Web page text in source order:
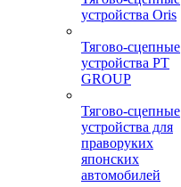
устройства Oris
Тягово-сцепные
устройства PT
GROUP
Тягово-сцепные
устройства для
праворуких
японских
автомобилей